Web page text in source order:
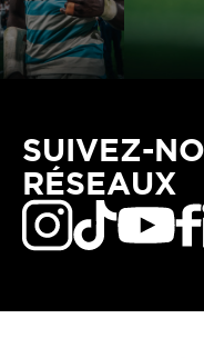
SUIVEZ-
RÉSEAUX